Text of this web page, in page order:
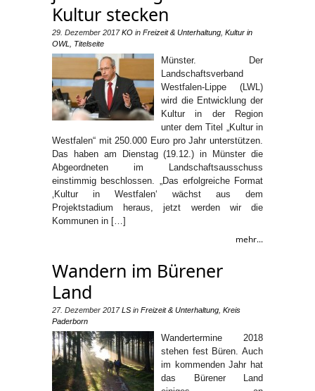
Kultur stecken
29. Dezember 2017 KO in Freizeit & Unterhaltung Kultur in
OWL
Titelseite
Münster. Der
Landschaftsverband
Westfalen-Lippe (LWL)
wird die Entwicklung der
Kultur in der Region
unter dem Titel „Kultur in
Westfalen“ mit 250.000 Euro pro Jahr unterstützen.
Das haben am Dienstag (19.12.) in Münster die
Abgeordneten im Landschaftsausschuss
einstimmig beschlossen. „Das erfolgreiche Format
‚Kultur in Westfalen‘ wächst aus dem
Projektstadium heraus, jetzt werden wir die
Kommunen in […]
mehr...
Wandern im Bürener
Land
27. Dezember 2017 LS in Freizeit & Unterhaltung Kreis
Paderborn
Wandertermine 2018
stehen fest Büren. Auch
im kommenden Jahr hat
das Bürener Land